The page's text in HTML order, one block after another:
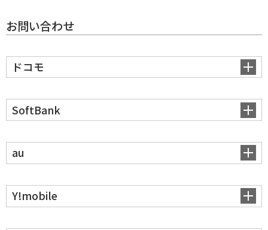
お問い合わせ
ドコモ
SoftBank
au
Y!mobile